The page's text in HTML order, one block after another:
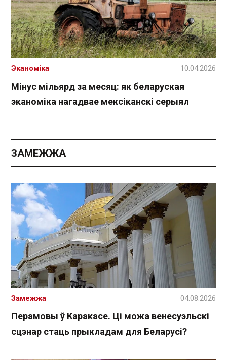
Мінус мільярд за месяц: як беларуская
эканоміка нагадвае мексіканскі серыял
Эканоміка 10.04.2026
ЗАМЕЖЖА
Перамовы ў Каракасе. Ці можа венесуэльскі
сцэнар стаць прыкладам для Беларусі?
Замежжа 04.08.2026